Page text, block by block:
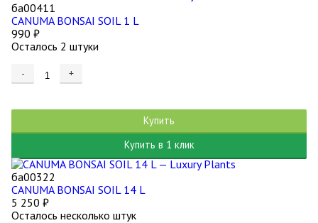
ба00411
CANUMA BONSAI SOIL 1 L
990 ₽
Осталось 2 штуки
- +
Купить
Купить в 1 клик
ба00322
CANUMA BONSAI SOIL 14 L
5 250 ₽
Осталось несколько штук